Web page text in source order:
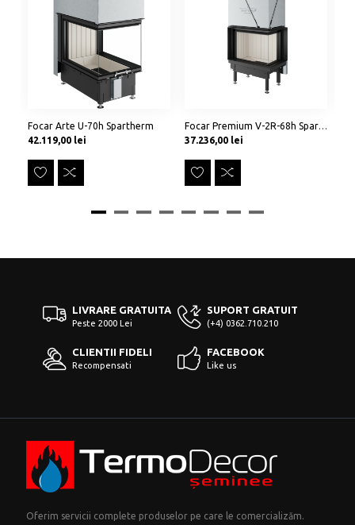
Focar Arte U-70h Spartherm
Preț
42.119,00 lei
Focar Premium V-2R-68h Spartherm
Preț
37.236,00 lei
LIVRARE GRATUITA
Peste 2000 Lei
SUPORT GRATUIT
(+4) 0362.710.210
CLIENTII FIDELI
Recompensati
FACEBOOK
Like us
Oferim servicii complete produselor pe care le comercializăm.